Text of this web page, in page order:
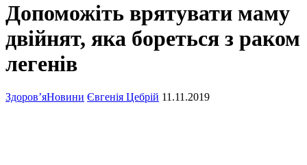
Допоможіть врятувати маму
двійнят, яка бореться з раком
легенів
Здоров’яНовини Євгенія Цебрій 11.11.2019